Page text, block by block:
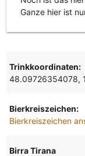
Ganze hier ist
Trinkkoordinaten:
48.09726354078,
Bierkreiszeichen:
Bierkreiszeichen
Birra Tirana